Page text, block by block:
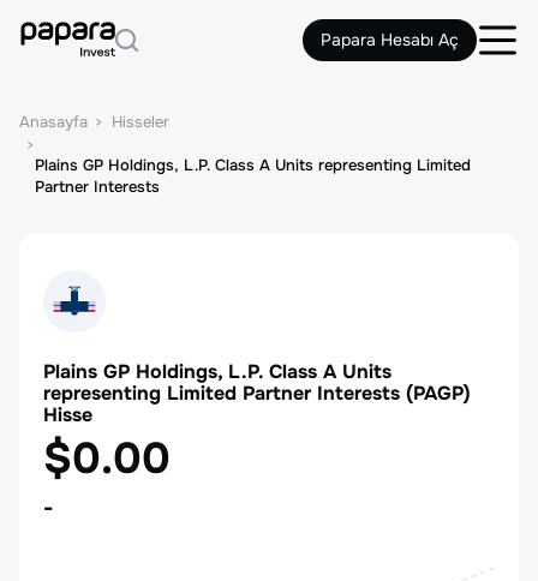
Papara Hesabı Aç
Anasayfa Hisseler
Plains GP Holdings, L.P. Class A Units representing Limited
Partner Interests
Plains GP Holdings, L.P. Class A Units
representing Limited Partner Interests (PAGP)
Hisse
$0.00
-